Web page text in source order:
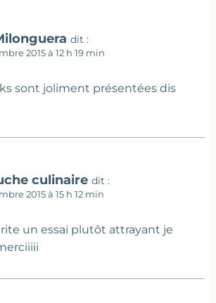
dit :
2015 à 12 h 19 min
sont joliment présentées dis
culinaire dit :
2015 à 15 h 12 min
un essai plutôt attrayant je